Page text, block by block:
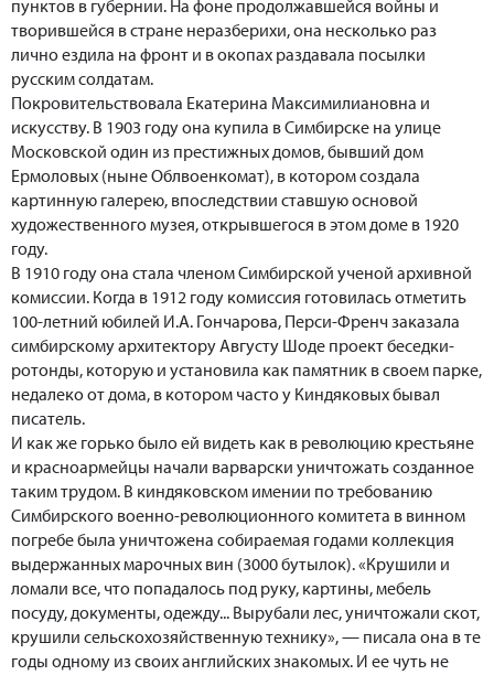
пунктов в губернии. На фоне продолжавшейся войны и
творившейся в стране неразберихи, она несколько раз
лично ездила на фронт и в окопах раздавала посылки
русским солдатам.
Покровительствовала Екатерина Максимилиановна и
искусству. В 1903 году она купила в Симбирске на улице
Московской один из престижных домов, бывший дом
Ермоловых (ныне Облвоенкомат), в котором создала
картинную галерею, впоследствии ставшую основой
художественного музея, открывшегося в этом доме в 1920
году.
В 1910 году она стала членом Симбирской ученой архивной
комиссии. Когда в 1912 году комиссия готовилась отметить
100-летний юбилей И.А. Гончарова, Перси-Френч заказала
симбирскому архитектору Августу Шоде проект беседки-
ротонды, которую и установила как памятник в своем парке,
недалеко от дома, в котором часто у Киндяковых бывал
писатель.
И как же горько было ей видеть как в революцию крестьяне
и красноармейцы начали варварски уничтожать созданное
таким трудом. В киндяковском имении по требованию
Симбирского военно-революционного комитета в винном
погребе была уничтожена собираемая годами коллекция
выдержанных марочных вин (3000 бутылок). «Крушили и
ломали все, что попадалось под руку, картины, мебель
посуду, документы, одежду... Вырубали лес, уничтожали скот,
крушили сельскохозяйственную технику», — писала она в те
годы одному из своих английских знакомых. И ее чуть не